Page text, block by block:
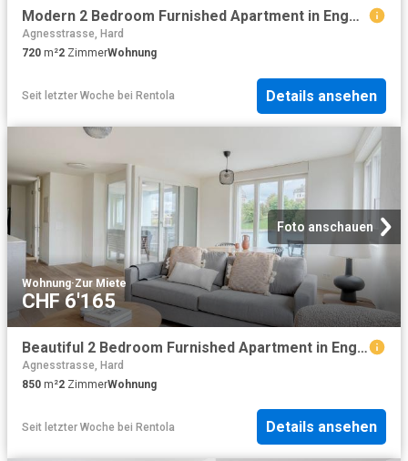
Modern 2 Bedroom Furnished Apartment in Enge, Zurich Amsterdam Apartments for Rent
Agnesstrasse, Hard
720 m²2 ZimmerWohnung
Seit letzter Woche bei Rentola Details ansehen
Foto anschauen
Wohnung·Zur Miete
CHF 6'165
Beautiful 2 Bedroom Furnished Apartment in Enge, Zurich Amsterdam Apartments for Rent
Agnesstrasse, Hard
850 m²2 ZimmerWohnung
Seit letzter Woche bei Rentola Details ansehen